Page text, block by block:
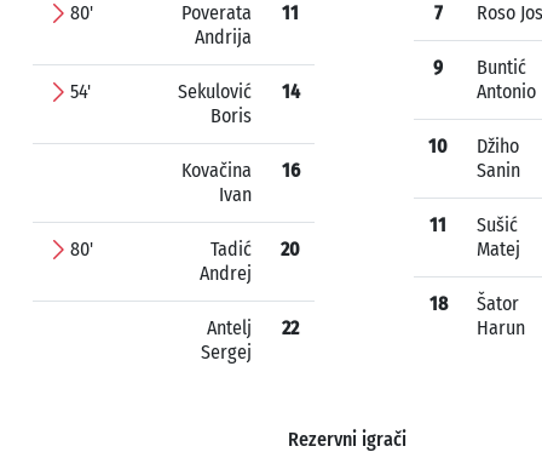
80'
Poverata
Andrija
11
54'
Sekulović
Boris
14
Kovačina
Ivan
16
80'
Tadić
Andrej
20
Antelj
Sergej
22
7 Roso
9
Buntić
Antonio
10
Džiho
Sanin
11
Sušić
Matej
18
Šator
Harun
Rezervni igrači